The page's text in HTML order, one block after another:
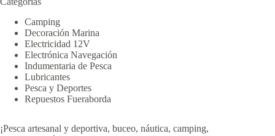
Camping
Decoración Marina
Electricidad 12V
Electrónica Navegación
Indumentaria de Pesca
Lubricantes
Pesca y Deportes
Repuestos Fueraborda
¡Pesca artesanal y deportiva, buceo, náutica, camping,